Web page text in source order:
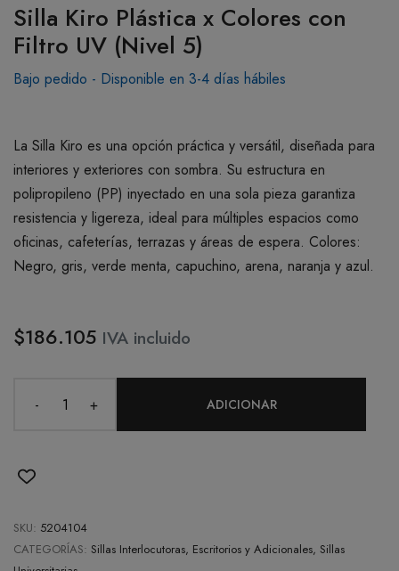
Silla Kiro Plástica x Colores con
Filtro UV (Nivel 5)
Bajo pedido - Disponible en 3-4 días hábiles
La Silla Kiro es una opción práctica y versátil, diseñada para
interiores y exteriores con sombra. Su estructura en
polipropileno (PP) inyectado en una sola pieza garantiza
resistencia y ligereza, ideal para múltiples espacios como
oficinas, cafeterías, terrazas y áreas de espera. Colores:
Negro, gris, verde menta, capuchino, arena, naranja y azul.
$186.105 IVA incluido
- + ADICIONAR
SKU: 5204104
CATEGORÍAS: Sillas Interlocutoras, Escritorios y Adicionales, Sillas